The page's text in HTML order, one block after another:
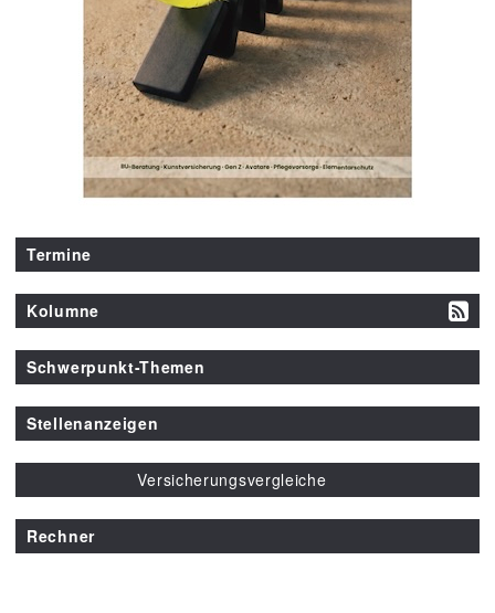
Termine
Kolumne
Schwerpunkt-Themen
Stellenanzeigen
Versicherungsvergleiche
Rechner